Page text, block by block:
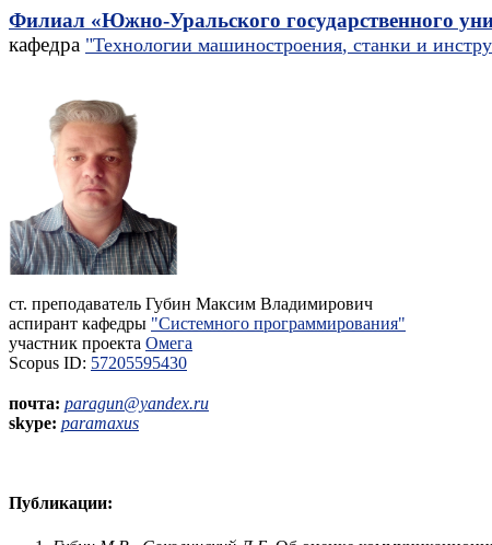
Филиал «Южно-Уральского государственного
кафедра "Технологии машиностроения, станки и
ст. преподаватель Губин Максим Владимирович
аспирант кафедры "Системного программирования"
участник проекта Омега
Scopus ID: 57205595430
почта: paragun@yandex.ru
skype: paramaxus
Публикации: